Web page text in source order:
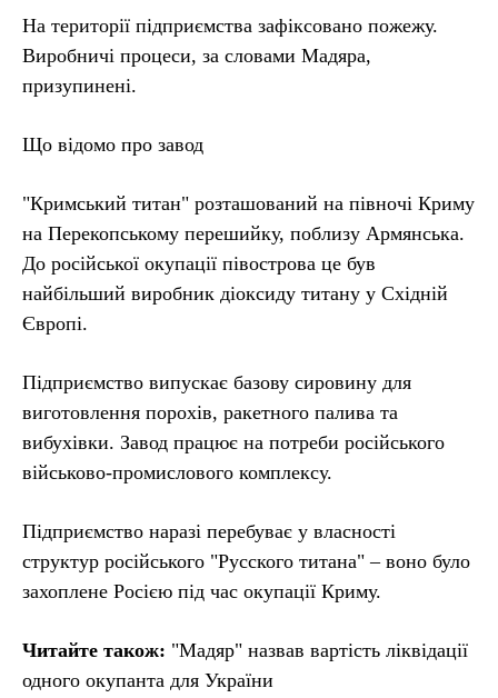
На території підприємства зафіксовано пожежу.
Виробничі процеси, за словами Мадяра,
призупинені.
Що відомо про завод
"Кримський титан" розташований на півночі Криму
на Перекопському перешийку, поблизу Армянська.
До російської окупації півострова це був
найбільший виробник діоксиду титану у Східній
Європі.
Підприємство випускає базову сировину для
виготовлення порохів, ракетного палива та
вибухівки. Завод працює на потреби російського
військово-промислового комплексу.
Підприємство наразі перебуває у власності
структур російського "Русского титана" – воно було
захоплене Росією під час окупації Криму.
Читайте також: "Мадяр" назвав вартість ліквідації
одного окупанта для України